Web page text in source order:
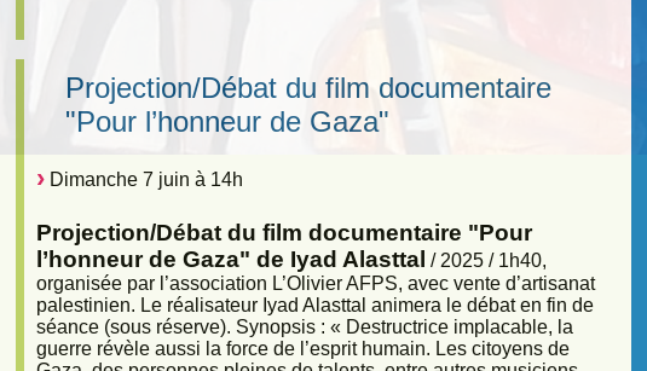
Projection/Débat du film documentaire
"Pour l’honneur de Gaza"
Dimanche 7 juin à 14h
Projection/Débat du film documentaire "Pour
l’honneur de Gaza" de Iyad Alasttal / 2025 / 1h40,
organisée par l’association L’Olivier AFPS, avec vente d’artisanat
palestinien. Le réalisateur Iyad Alasttal animera le débat en fin de
séance (sous réserve). Synopsis : « Destructrice implacable, la
guerre révèle aussi la force de l’esprit humain. Les citoyens de